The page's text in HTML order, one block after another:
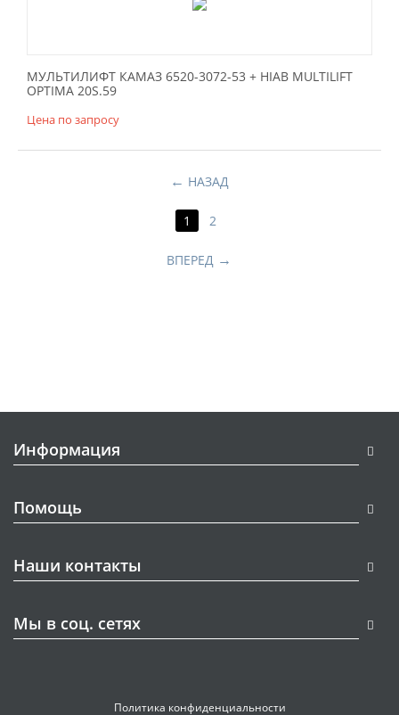
МУЛЬТИЛИФТ КАМАЗ 6520-3072-53 + HIAB MULTILIFT
OPTIMA 20S.59
Цена по запросу
НАЗАД
1 2
ВПЕРЕД
Информация
Помощь
Наши контакты
Мы в соц. сетях
Политика конфиденциальности